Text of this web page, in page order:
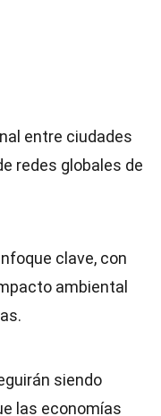
entre ciudades
redes globales de
clave, con
ambiental
siendo
las economías